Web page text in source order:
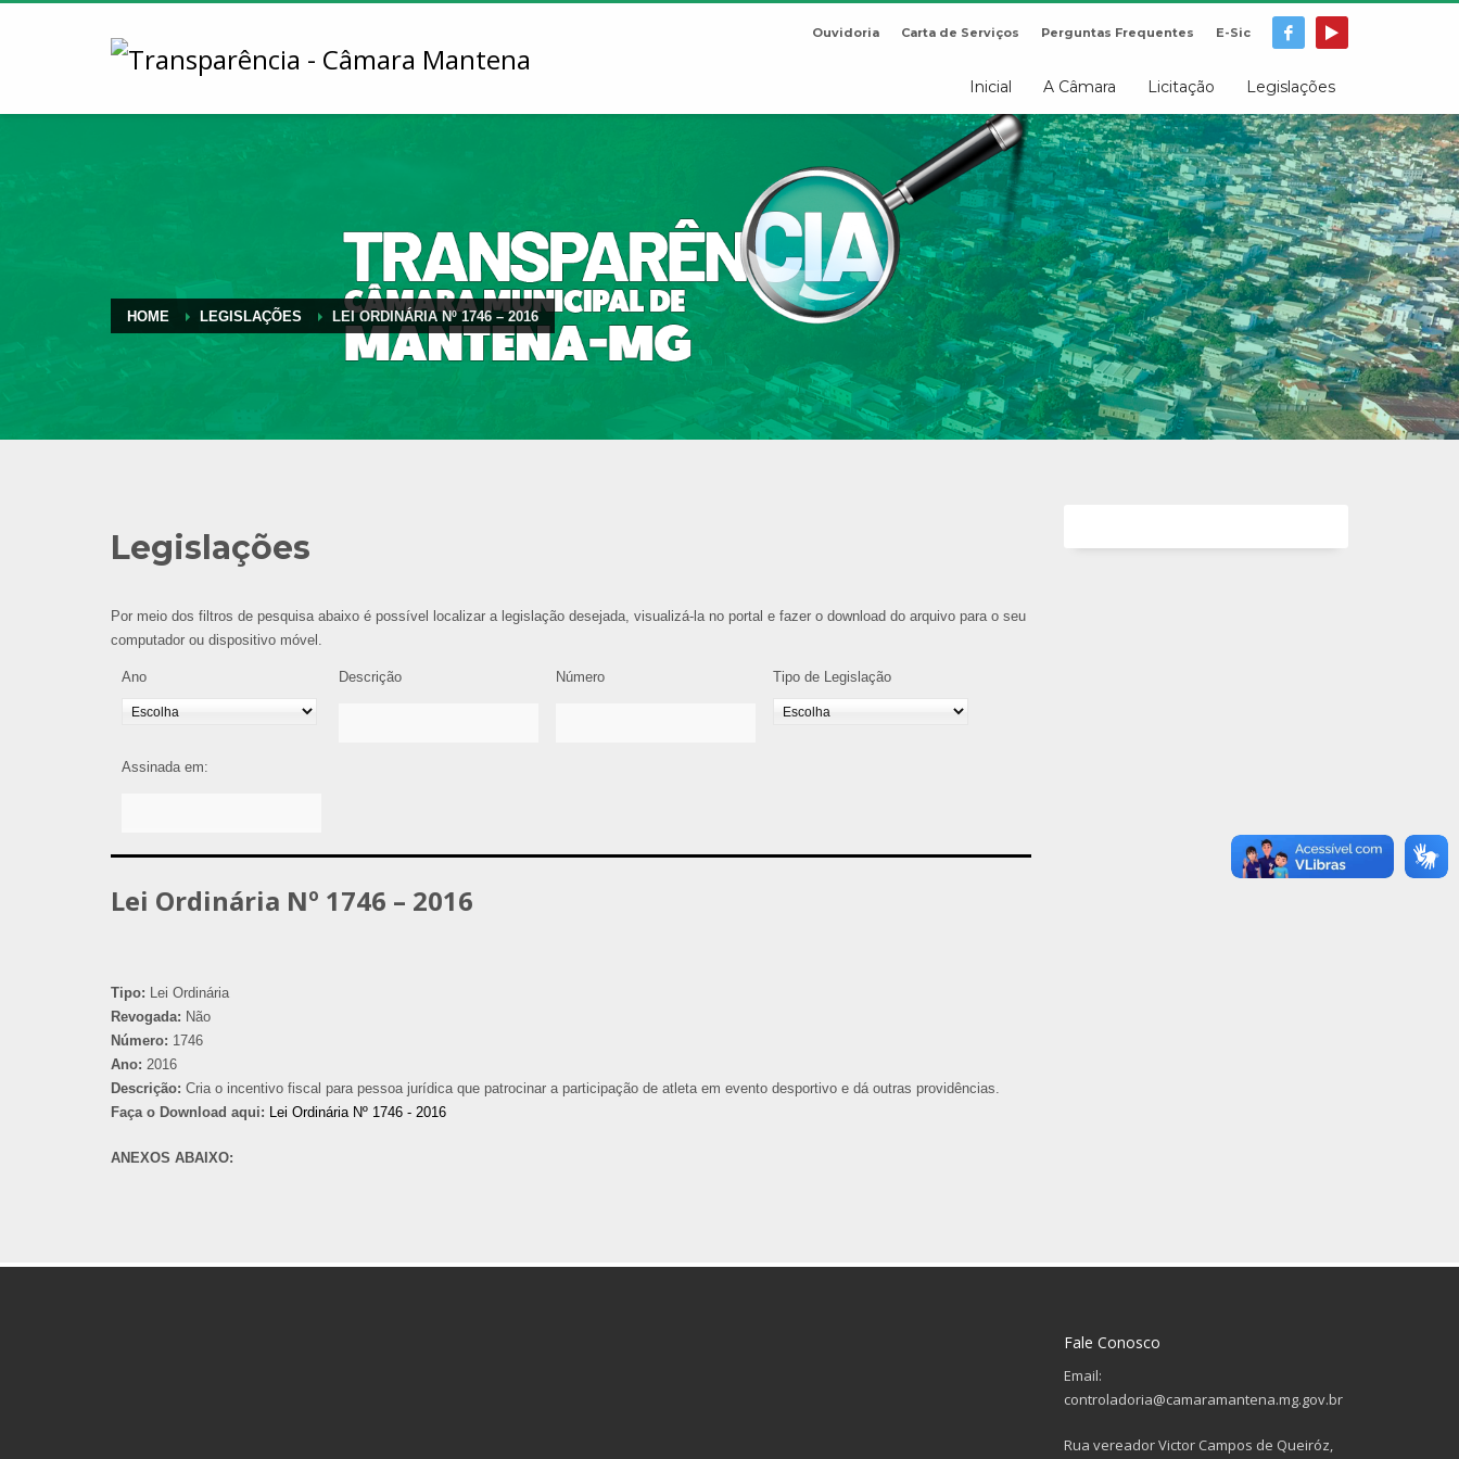
Ouvidoria Carta de Serviços Perguntas Frequentes E-Sic
Inicial A Câmara Licitação Legislações
HOME LEGISLAÇÕES LEI ORDINÁRIA Nº 1746 – 2016
Legislações
Por meio dos filtros de pesquisa abaixo é possível localizar a legislação desejada, visualizá-la no portal e fazer o download do arquivo para o seu
computador ou dispositivo móvel.
Ano Descrição Número Tipo de Legislação
Assinada em:
Lei Ordinária Nº 1746 – 2016
Tipo: Lei Ordinária
Revogada: Não
Número: 1746
Ano: 2016
Descrição: Cria o incentivo fiscal para pessoa jurídica que patrocinar a participação de atleta em evento desportivo e dá outras providências.
Faça o Download aqui: Lei Ordinária Nº 1746 - 2016
ANEXOS ABAIXO:
Fale Conosco
Email:
controladoria@camaramantena.mg.gov.br
Rua vereador Victor Campos de Queiróz,